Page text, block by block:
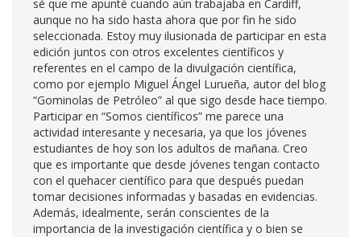
sé que me apunté cuando aún trabajaba en Cardiff,
aunque no ha sido hasta ahora que por fin he sido
seleccionada. Estoy muy ilusionada de participar en esta
edición juntos con otros excelentes científicos y
referentes en el campo de la divulgación científica,
como por ejemplo Miguel Ángel Lurueña, autor del blog
“Gominolas de Petróleo” al que sigo desde hace tiempo.
Participar en “Somos científicos” me parece una
actividad interesante y necesaria, ya que los jóvenes
estudiantes de hoy son los adultos de mañana. Creo
que es importante que desde jóvenes tengan contacto
con el quehacer científico para que después puedan
tomar decisiones informadas y basadas en evidencias.
Además, idealmente, serán conscientes de la
importancia de la investigación científica y o bien se